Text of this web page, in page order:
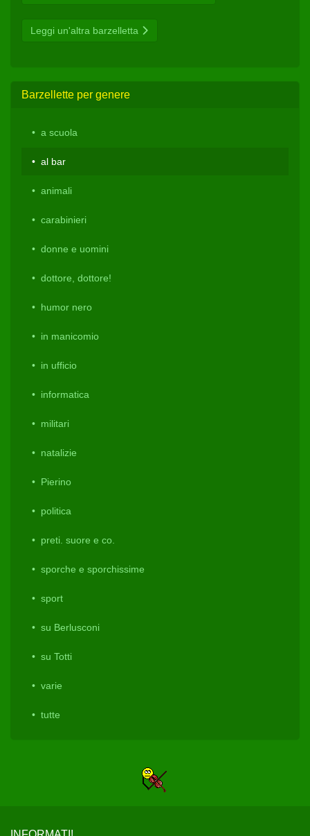
Leggi un'altra barzelletta
Barzellette per genere
a scuola
al bar
animali
carabinieri
donne e uomini
dottore, dottore!
humor nero
in manicomio
in ufficio
informatica
militari
natalizie
Pierino
politica
preti. suore e co.
sporche e sporchissime
sport
su Berlusconi
su Totti
varie
tutte